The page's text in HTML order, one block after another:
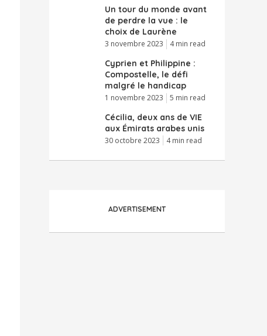
Un tour du monde avant
de perdre la vue : le
choix de Laurène
3 novembre 2023 4 min read
Cyprien et Philippine :
Compostelle, le défi
malgré le handicap
1 novembre 2023 5 min read
Cécilia, deux ans de VIE
aux Émirats arabes unis
30 octobre 2023 4 min read
ADVERTISEMENT